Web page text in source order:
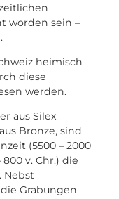
worden sein –
heimisch
diese
werden.
aus Silex
Bronze, sind
(5500 – 2000
v. Chr.) die
Nebst
Grabungen